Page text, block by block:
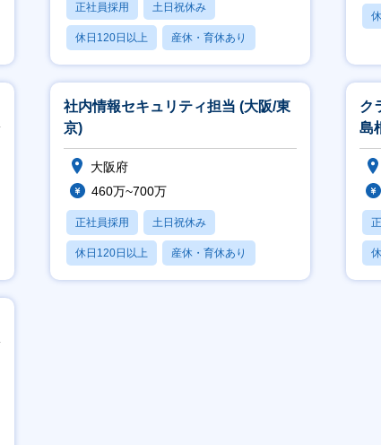
正社員採用 土日祝休み
休日120日以上 産休・育休あり
賞与あり
社内情報セキュリティ担当 (大阪/東
京)
大阪府
460万~700万
正社員採用 土日祝休み
休日120日以上 産休・育休あり
賞与あり
ク
島